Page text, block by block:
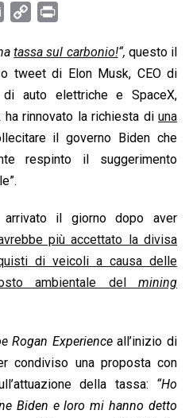
a
i
l
p
y
L
i
n
k
i
n
t
tassa sul carbonio!“, questo il
tweet di Elon Musk, CEO di
auto elettriche e SpaceX,
rinnovato la richiesta di una
il governo Biden che
respinto il suggerimento
il giorno dopo aver
più accettato la divisa
di veicoli a causa delle
ambientale del mining
Rogan Experienceall’inizio di
condiviso una proposta con
della tassa: “Ho
Biden e loro mi hanno detto